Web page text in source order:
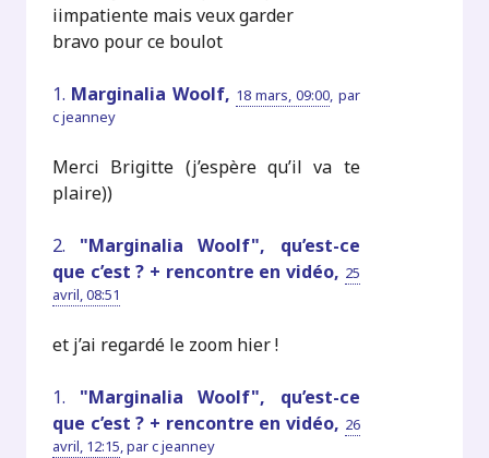
iimpatiente mais veux garder
bravo pour ce boulot
1. Marginalia Woolf, 18 mars, 09:00, par
c jeanney
Merci Brigitte (j’espère qu’il va te
plaire))
2.
"Marginalia Woolf", qu’est-ce
que c’est ? + rencontre en vidéo, 25
avril, 08:51
et j’ai regardé le zoom hier !
1.
"Marginalia Woolf", qu’est-ce
que c’est ? + rencontre en vidéo, 26
avril, 12:15,parc jeanney